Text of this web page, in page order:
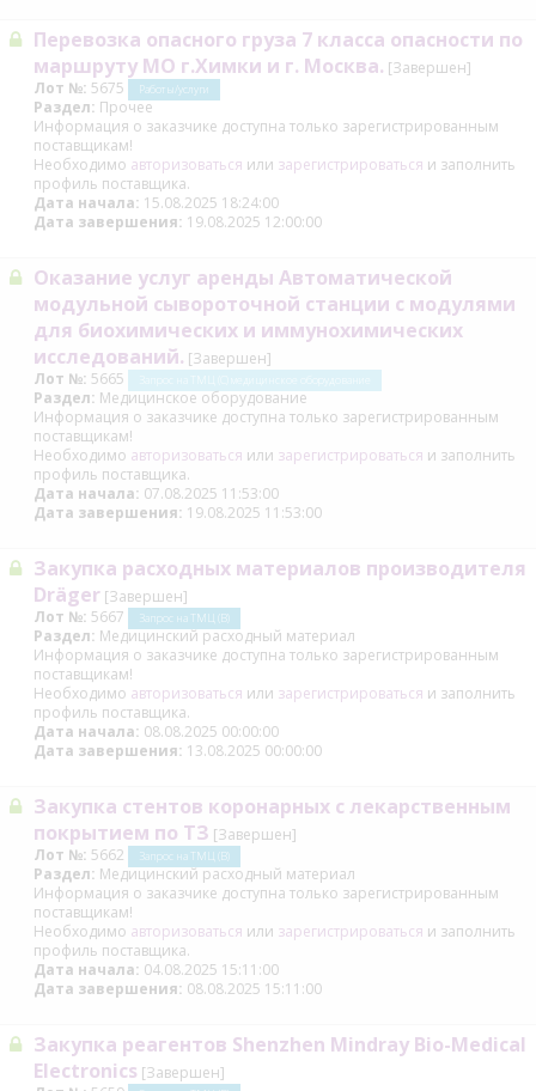
Перевозка опасного груза 7 класса опасности по
маршруту МО г.Химки и г. Москва. [Завершен]
Лот №: 5675 Работы/услуги
Раздел: Прочее
Информация о заказчике доступна только зарегистрированным
поставщикам!
Необходимо авторизоваться или зарегистрироваться и заполнить
профиль поставщика.
Дата начала: 15.08.2025 18:24:00
Дата завершения: 19.08.2025 12:00:00
Оказание услуг аренды Автоматической
модульной сывороточной станции с модулями
для биохимических и иммунохимических
исследований. [Завершен]
Лот №: 5665 Запрос на ТМЦ (С) медицинское оборудование
Раздел: Медицинское оборудование
Информация о заказчике доступна только зарегистрированным
поставщикам!
Необходимо авторизоваться или зарегистрироваться и заполнить
профиль поставщика.
Дата начала: 07.08.2025 11:53:00
Дата завершения: 19.08.2025 11:53:00
Закупка расходных материалов производителя
Dräger [Завершен]
Лот №: 5667 Запрос на ТМЦ (В)
Раздел: Медицинский расходный материал
Информация о заказчике доступна только зарегистрированным
поставщикам!
Необходимо авторизоваться или зарегистрироваться и заполнить
профиль поставщика.
Дата начала: 08.08.2025 00:00:00
Дата завершения: 13.08.2025 00:00:00
Закупка стентов коронарных с лекарственным
покрытием по ТЗ [Завершен]
Лот №: 5662 Запрос на ТМЦ (В)
Раздел: Медицинский расходный материал
Информация о заказчике доступна только зарегистрированным
поставщикам!
Необходимо авторизоваться или зарегистрироваться и заполнить
профиль поставщика.
Дата начала: 04.08.2025 15:11:00
Дата завершения: 08.08.2025 15:11:00
Закупка реагентов Shenzhen Mindray Bio-Medical
Electronics [Завершен]